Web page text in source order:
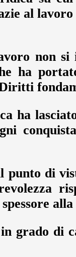
al
non
ha
ha
di
grado di